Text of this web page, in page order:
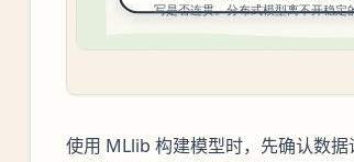
使用 MLlib 构建模型时，先确认数